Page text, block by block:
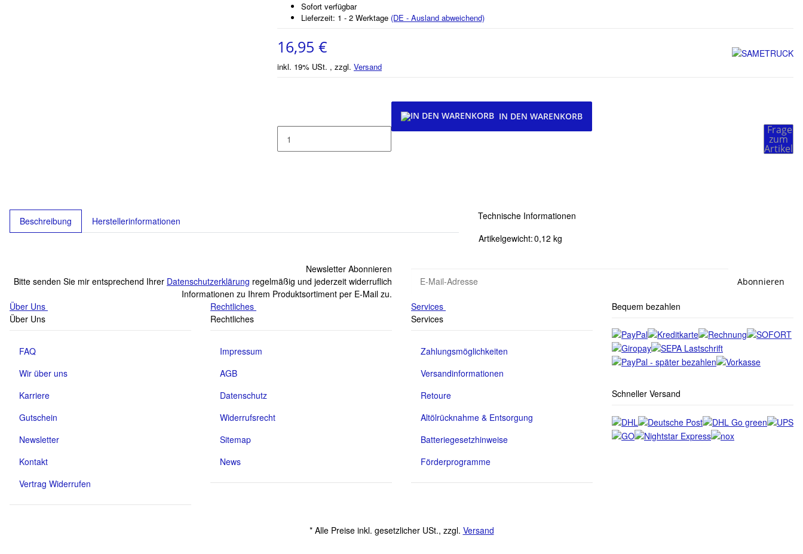
Sofort verfügbar
Lieferzeit: 1 - 2 Werktage (DE - Ausland abweichend)
16,95 €
inkl. 19% USt. , zzgl. Versand
IN DEN WARENKORB
Frage
zum
Artikel
Beschreibung Herstellerinformationen
Technische Informationen
Artikelgewicht:0,12 kg
Newsletter Abonnieren
Bitte senden Sie mir entsprechend Ihrer Datenschutzerklärung regelmäßig und jederzeit widerruflich
Informationen zu Ihrem Produktsortiment per E-Mail zu.
Abonnieren
Über Uns
Über Uns
FAQ
Wir über uns
Karriere
Gutschein
Newsletter
Kontakt
Vertrag Widerrufen
Rechtliches
Rechtliches
Impressum
AGB
Datenschutz
Widerrufsrecht
Sitemap
News
Services
Services
Zahlungsmöglichkeiten
Versandinformationen
Retoure
Altölrücknahme & Entsorgung
Batteriegesetzhinweise
Förderprogramme
Bequem bezahlen
Schneller Versand
* Alle Preise inkl. gesetzlicher USt., zzgl. Versand